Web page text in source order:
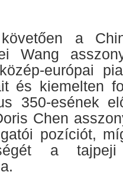
a
Wang
európai
és kiemelten
350-esének
Chen
pozíciót,
a